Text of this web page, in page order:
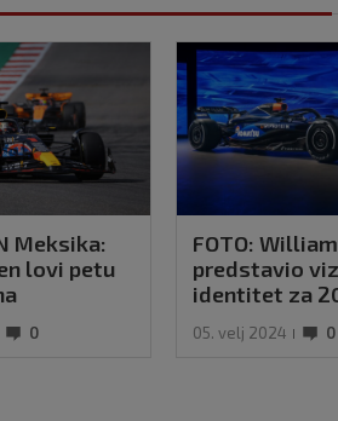
Meksika:
lovi petu
0
FOTO:
predstavio
identitet za
05. velj 2024 0